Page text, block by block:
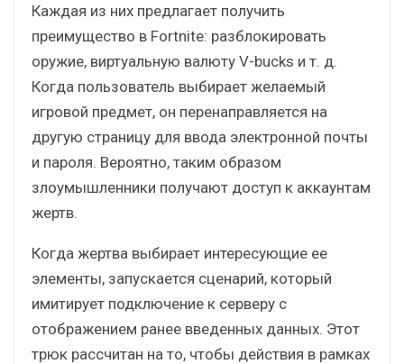
Каждая из них предлагает получить
преимущество в Fortnite: разблокировать
оружие, виртуальную валюту V-bucks и т. д.
Когда пользователь выбирает желаемый
игровой предмет, он перенаправляется на
другую страницу для ввода электронной почты
и пароля. Вероятно, таким образом
злоумышленники получают доступ к аккаунтам
жертв.
Когда жертва выбирает интересующие ее
элементы, запускается сценарий, который
имитирует подключение к серверу с
отображением ранее введенных данных. Этот
трюк рассчитан на то, чтобы действия в рамках